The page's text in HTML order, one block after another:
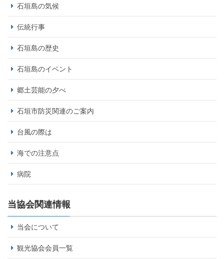
石垣島の気候
伝統行事
石垣島の歴史
石垣島のイベント
郷土芸能の夕べ
石垣市防災関連のご案内
台風の際は
海での注意点
病院
当協会関連情報
当会について
観光協会会員一覧